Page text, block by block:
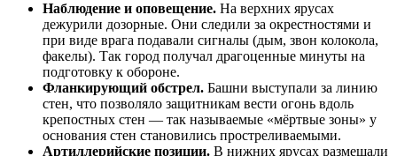
Наблюдение и оповещение. На верхних ярусах
дежурили дозорные. Они следили за окрестностями и
при виде врага подавали сигналы (дым, звон колокола,
факелы). Так город получал драгоценные минуты на
подготовку к обороне.
Фланкирующий обстрел. Башни выступали за линию
стен, что позволяло защитникам вести огонь вдоль
крепостных стен — так называемые «мёртвые зоны» у
основания стен становились простреливаемыми.
Артиллерийские позиции. В нижних ярусах размещали